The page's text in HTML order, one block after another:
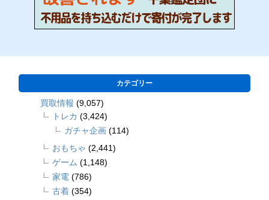
カテゴリー
買取情報 (9,057)
トレカ (3,424)
ガチャ企画 (114)
おもちゃ (2,441)
ゲーム (1,148)
家電 (786)
古着 (354)